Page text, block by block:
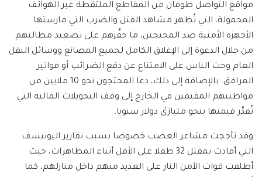
مواقع التواصل طوفان من المقاطع الملتقطة عبر الهواتف
المحمولة، التي تُظهر مشاهد القتل والضرب التي مارستها
الأجهزة الأمنية ضد المحتجين، ما حفَّزهم على تصعيد مطالبهم
من خلال الدعوة إلى الإغلاق الكامل لجميع المصانع ووسائل النقل
العام وحث الناس على الامتناع عن دفع الضرائب أو فواتير
المرافق. بالإضافة إلى ذلك، دعا المحتجون نحو 10 ملايين من
مواطنيهم المقيمين في الخارج إلى وقف التحويلات المالية التي
تُقدَّر قيمتها بنحو مليارَيْ دولار سنويا.
وقد تأججت مشاعر الغضب خصوصا بسبب تقارير اليونيسف
التي أفادت بمقتل 32 طفلا على الأقل أثناء المظاهرات، حيث
أطلقت قوات الأمن النار على العديد منهم داخل منازلهم، كما